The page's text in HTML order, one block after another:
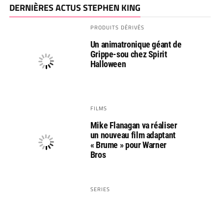
DERNIÈRES ACTUS STEPHEN KING
PRODUITS DÉRIVÉS
Un animatronique géant de
Grippe-sou chez Spirit
Halloween
FILMS
Mike Flanagan va réaliser
un nouveau film adaptant
« Brume » pour Warner
Bros
SERIES